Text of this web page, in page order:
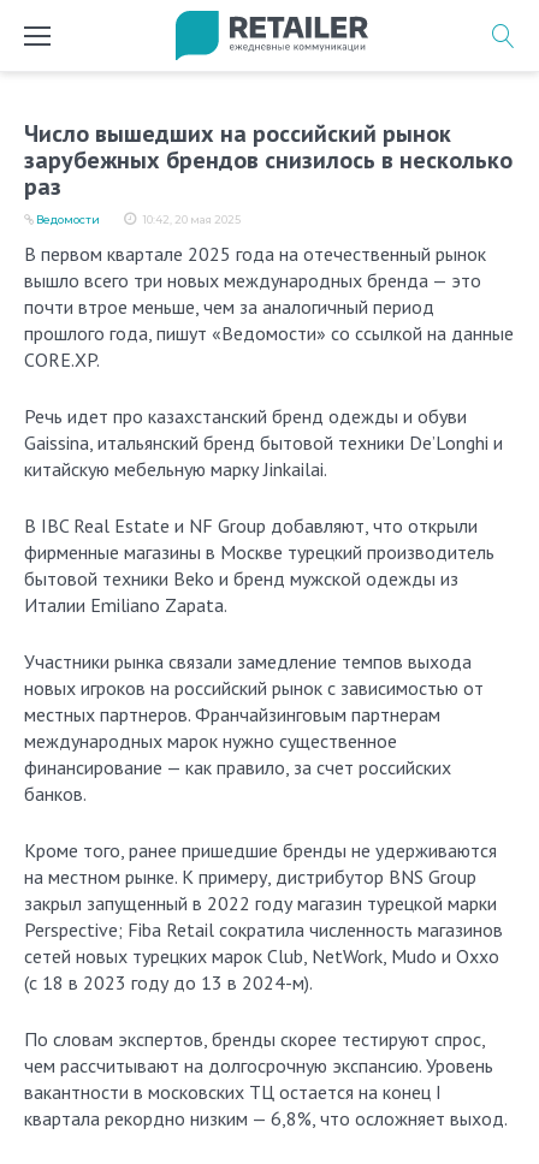
Число вышедших на российский рынок
зарубежных брендов снизилось в несколько
раз
10:42, 20 мая 2025
Ведомости
В первом квартале 2025 года на отечественный рынок
вышло всего три новых международных бренда — это
почти втрое меньше, чем за аналогичный период
прошлого года, пишут «Ведомости» со ссылкой на данные
CORE.XP.
Речь идет про казахстанский бренд одежды и обуви
Gaissina, итальянский бренд бытовой техники De’Longhi и
китайскую мебельную марку Jinkailai.
В IBC Real Estate и NF Group добавляют, что открыли
фирменные магазины в Москве турецкий производитель
бытовой техники Beko и бренд мужской одежды из
Италии Emiliano Zapata.
Участники рынка связали замедление темпов выхода
новых игроков на российский рынок с зависимостью от
местных партнеров. Франчайзинговым партнерам
международных марок нужно существенное
финансирование — как правило, за счет российских
банков.
Кроме того, ранее пришедшие бренды не удерживаются
на местном рынке. К примеру, дистрибутор BNS Group
закрыл запущенный в 2022 году магазин турецкой марки
Perspective; Fiba Retail сократила численность магазинов
сетей новых турецких марок Club, NetWork, Mudo и Oxxo
(с 18 в 2023 году до 13 в 2024-м).
По словам экспертов, бренды скорее тестируют спрос,
чем рассчитывают на долгосрочную экспансию. Уровень
вакантности в московских ТЦ остается на конец I
квартала рекордно низким — 6,8%, что осложняет выход.